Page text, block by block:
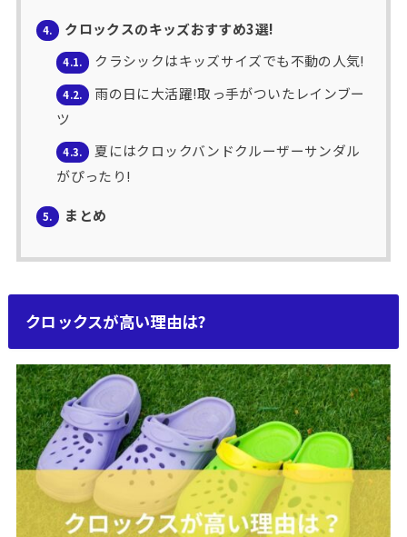
4. クロックスのキッズおすすめ3選!
4.1. クラシックはキッズサイズでも不動の人気!
4.2.
雨の日に大活躍!取っ手がついたレインブー
ツ
4.3.
夏にはクロックバンドクルーザーサンダル
がぴったり!
5. まとめ
クロックスが高い理由は?